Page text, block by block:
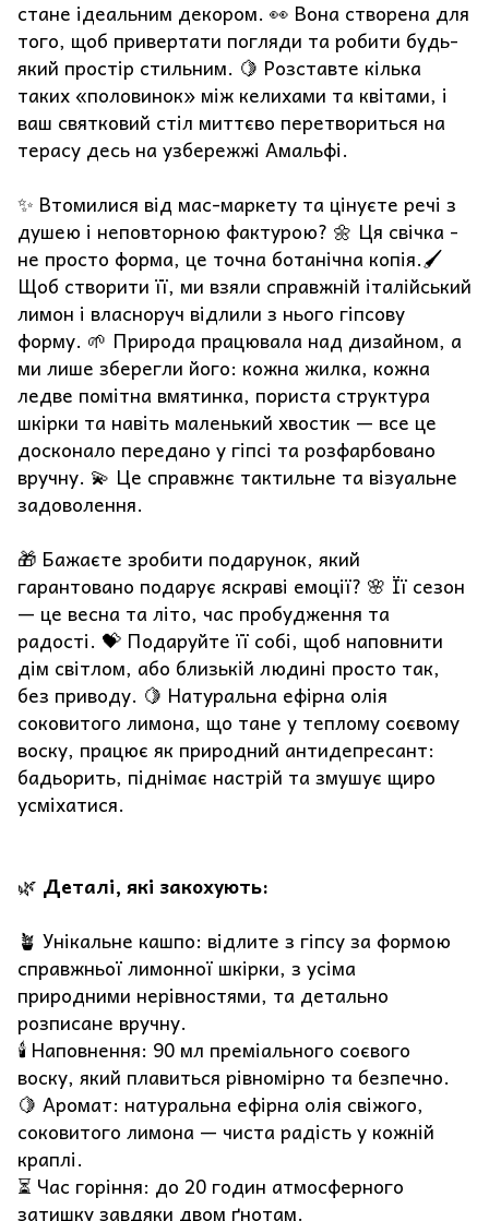
стане ідеальним декором. 👀 Вона створена для
того, щоб привертати погляди та робити будь-
який простір стильним. 🍋 Розставте кілька
таких «половинок» між келихами та квітами, і
ваш святковий стіл миттєво перетвориться на
терасу десь на узбережжі Амальфі.
✨ Втомилися від мас-маркету та цінуєте речі з
душею і неповторною фактурою? 🌼 Ця свічка -
не просто форма, це точна ботанічна копія.🖌️
Щоб створити її, ми взяли справжній італійський
лимон і власноруч відлили з нього гіпсову
форму. 🌱 Природа працювала над дизайном, а
ми лише зберегли його: кожна жилка, кожна
ледве помітна вмятинка, пориста структура
шкірки та навіть маленький хвостик — все це
досконало передано у гіпсі та розфарбовано
вручну. 💫 Це справжнє тактильне та візуальне
задоволення.
🎁 Бажаєте зробити подарунок, який
гарантовано подарує яскраві емоції? 🌸 Її сезон
— це весна та літо, час пробудження та
радості. 💝 Подаруйте її собі, щоб наповнити
дім світлом, або близькій людині просто так,
без приводу. 🍋 Натуральна ефірна олія
соковитого лимона, що тане у теплому соєвому
воску, працює як природний антидепресант:
бадьорить, піднімає настрій та змушує щиро
усміхатися.
🌿 Деталі, які закохують:
🪴 Унікальне кашпо: відлите з гіпсу за формою
справжньої лимонної шкірки, з усіма
природними нерівностями, та детально
розписане вручну.
🕯️ Наповнення: 90 мл преміального соєвого
воску, який плавиться рівномірно та безпечно.
🍋 Аромат: натуральна ефірна олія свіжого,
соковитого лимона — чиста радість у кожній
краплі.
⏳ Час горіння: до 20 годин атмосферного
затишку завдяки двом ґнотам.